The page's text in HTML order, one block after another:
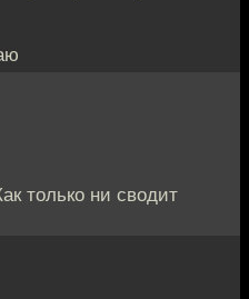
только ни сводит